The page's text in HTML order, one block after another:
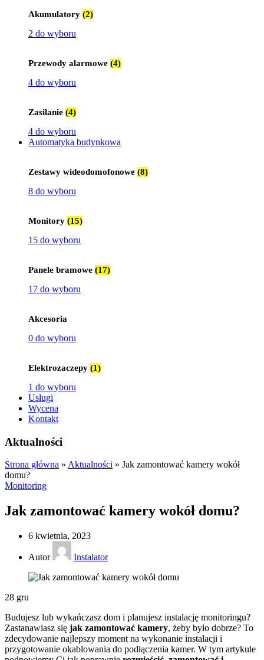
Akumulatory (2)
2 do wyboru
Przewody alarmowe (4)
4 do wyboru
Zasilanie (4)
4 do wyboru
Automatyka budynkowa
Zestawy wideodomofonowe (8)
8 do wyboru
Monitory (15)
15 do wyboru
Panele bramowe (17)
17 do wyboru
Akcesoria
0 do wyboru
Elektrozaczepy (1)
1 do wyboru
Usługi
Wycena
Kontakt
Aktualności
Strona główna » Aktualności » Jak zamontować kamery wokół
domu?
Monitoring
Jak zamontować kamery wokół domu?
6 kwietnia, 2023
Autor Instalator
28 gru
Budujesz lub wykańczasz dom i planujesz instalację monitoringu?
Zastanawiasz się jak zamontować kamery, żeby było dobrze? To
zdecydowanie najlepszy moment na wykonanie instalacji i
przygotowanie okablowania do podłączenia kamer. W tym artykule